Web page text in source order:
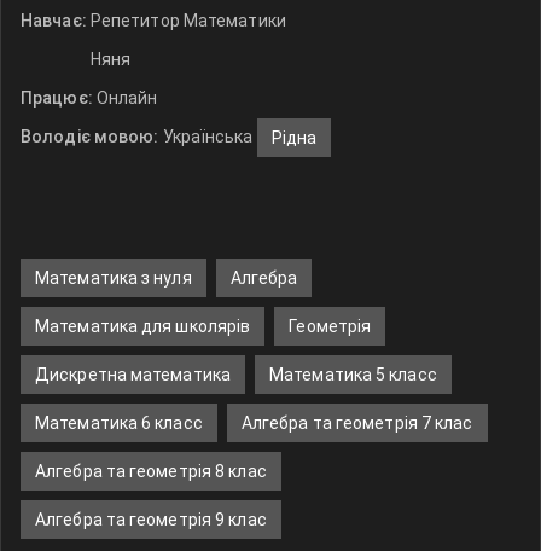
Навчає: Репетитор Математики
Няня
Працює: Онлайн
Володіє мовою: Українська Рідна
Математика з нуля Алгебра
Математика для школярів Геометрія
Дискретна математика Математика 5 класс
Математика 6 класс Алгебра та геометрія 7 клас
Алгебра та геометрія 8 клас
Алгебра та геометрія 9 клас